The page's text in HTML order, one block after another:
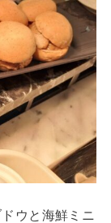
ウと海鮮ミニ